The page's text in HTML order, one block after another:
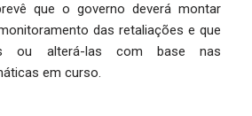
que o governo deverá montar
das retaliações e que
ou alterá-las com base nas
em curso.